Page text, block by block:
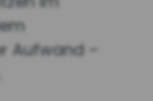
Aufwand –